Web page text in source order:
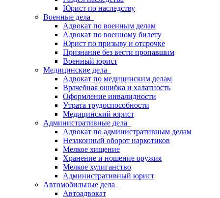
Юрист по наследству
Военные дела
Адвокат по военным делам
Адвокат по военному билету
Юрист по призыву и отсрочке
Признание без вести пропавшим
Военный юрист
Медицинские дела
Адвокат по медицинским делам
Врачебная ошибка и халатность
Оформление инвалидности
Утрата трудоспособности
Медицинский юрист
Административные дела
Адвокат по административным делам
Незаконный оборот наркотиков
Мелкое хищение
Хранение и ношение оружия
Мелкое хулиганство
Административный юрист
Автомобильные дела
Автоадвокат